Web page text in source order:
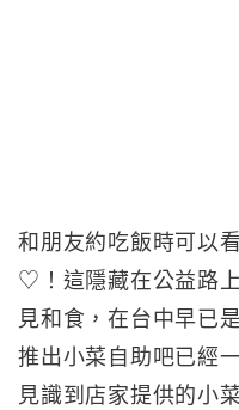
和朋友約吃飯時可以
♡！這隱藏在公益路
見和食，在台中早已
推出小菜自助吧已經
見識到店家提供的小